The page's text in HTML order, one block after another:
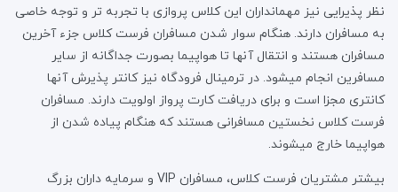
نظر پذیرایی نیز مهمانداران این کلاس پروازی با تجربه تر و توجه خاصی
به مسافران دارند. هنگام سوار شدن مسافران فرست کلاس جزء آخرین
مسافران هستند و انتقال آنها تا هواپیما بصورت جداگانه از سایر
مسافرین انجام میشود. در ترمینال فرودگاه نیز کانتر پذیرش آنها
کانتری مجزا است و برای دریافت کارت پرواز اولویت دارند. مسافران
فرست کلاس نخستین مسافرانی هستند که هنگام پیاده شدن از
هواپیما خارج میشوند.
بیشتر مشتریان فرست کلاس، مسافران VIP و سرمایه داران بزرگ